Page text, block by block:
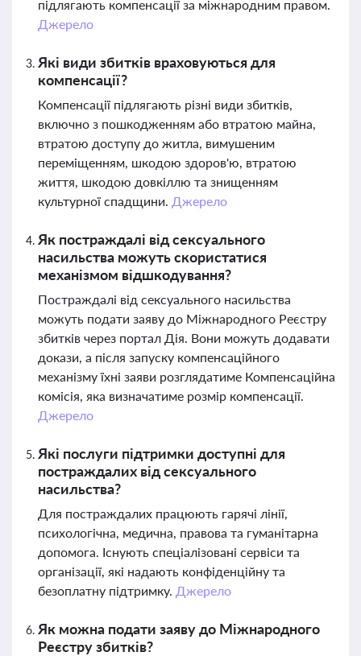
підлягають компенсації за міжнародним правом.
Джерело
Які види збитків враховуються для
компенсації?
Компенсації підлягають різні види збитків,
включно з пошкодженням або втратою майна,
втратою доступу до житла, вимушеним
переміщенням, шкодою здоров'ю, втратою
життя, шкодою довкіллю та знищенням
культурної спадщини. Джерело
Як постраждалі від сексуального
насильства можуть скористатися
механізмом відшкодування?
Постраждалі від сексуального насильства
можуть подати заяву до Міжнародного Реєстру
збитків через портал Дія. Вони можуть додавати
докази, а після запуску компенсаційного
механізму їхні заяви розглядатиме Компенсаційна
комісія, яка визначатиме розмір компенсації.
Джерело
Які послуги підтримки доступні для
постраждалих від сексуального
насильства?
Для постраждалих працюють гарячі лінії,
психологічна, медична, правова та гуманітарна
допомога. Існують спеціалізовані сервіси та
організації, які надають конфіденційну та
безоплатну підтримку. Джерело
Як можна подати заяву до Міжнародного
Реєстру збитків?